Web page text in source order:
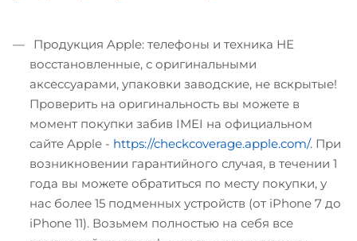
Продукция Apple: телефоны и техника НЕ
восстановленные, с оригинальными
аксессуарами, упаковки заводские, не вскрытые!
Проверить на оригинальность вы можете в
момент покупки забив IMEI на официальном
сайте Apple - https://checkcoverage.apple.com/. При
возникновении гарантийного случая, в течении 1
года вы можете обратиться по месту покупки, у
нас более 15 подменных устройств (от iPhone 7 до
iPhone 11). Возьмем полностью на себя все